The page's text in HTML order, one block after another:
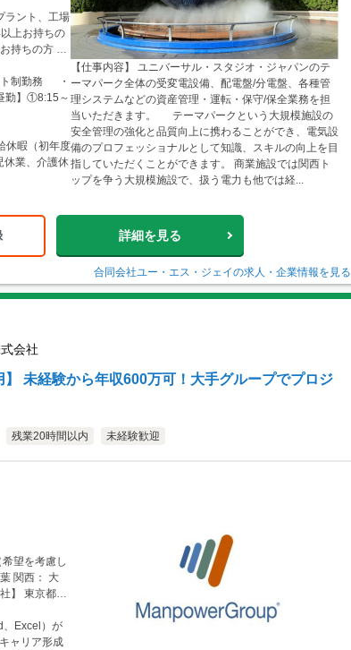
ラント、工場
上お持ちの
ちの方 ・
ト制勤務 ・
勤】①8:15～
休暇（初年度
休業、介護休
【仕事内容】 ユニバーサル・スタジオ・ジャパンのテ
ーマパーク全体の受変電設備、配電盤/分電盤、各種管
理システムなどの資産管理・運転・保守/保全業務を担
当いただきます。 テーマパークという大規模施設の
安全管理の強化と品質向上に携わることができ、電気設
備のプロフェッショナルとして知識、スキルの向上を目
指していただくことができます。 商業施設では関西ト
ップを争う大規模施設で、扱う電力も他では経...
詳細を見る
合同会社ユー・エス・ジェイの求人・企業情報を見る
会社
】 未経験から年収600万可！大手グループでプロジ
残業20時間以内 未経験歓迎
望を考慮し
、Excel）が